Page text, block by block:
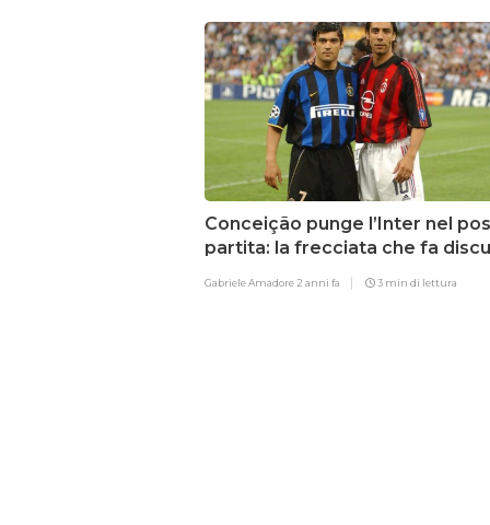
Conceição punge l’Inter nel
partita: la frecciata che fa
Gabriele Amadore 2 anni fa 3 min di lettura